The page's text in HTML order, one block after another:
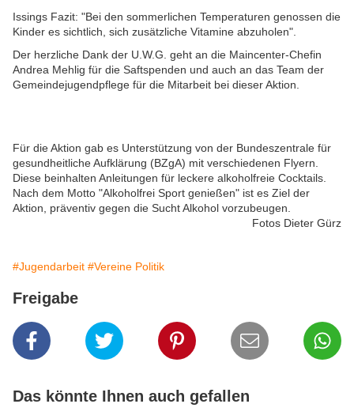
Issings Fazit: "Bei den sommerlichen Temperaturen genossen die
Kinder es sichtlich, sich zusätzliche Vitamine abzuholen".
Der herzliche Dank der U.W.G. geht an die Maincenter-Chefin
Andrea Mehlig für die Saftspenden und auch an das Team der
Gemeindejugendpflege für die Mitarbeit bei dieser Aktion.
Für die Aktion gab es Unterstützung von der Bundeszentrale für
gesundheitliche Aufklärung (BZgA) mit verschiedenen Flyern.
Diese beinhalten Anleitungen für leckere alkoholfreie Cocktails.
Nach dem Motto "Alkoholfrei Sport genießen" ist es Ziel der
Aktion, präventiv gegen die Sucht Alkohol vorzubeugen.
Fotos Dieter Gürz
#Jugendarbeit #Vereine Politik
Freigabe
Das könnte Ihnen auch gefallen